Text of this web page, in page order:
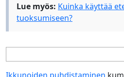
Lue myös: Kuinka käyttää
tuoksumiseen?